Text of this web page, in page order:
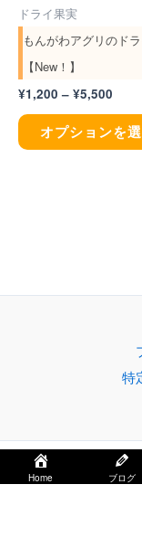
ドライ果実
もんがわアグリのド
【New！】
¥1,200 – ¥5,500
オプションを
特
Copyright © 2026
Home ブログ